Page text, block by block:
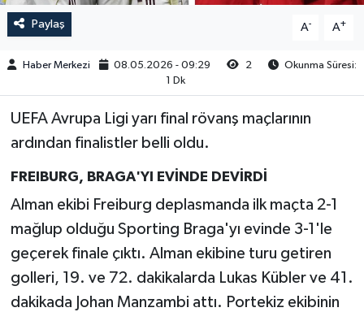
Paylaş A- A+
Haber Merkezi 08.05.2026 - 09:29 2
Okunma Süresi:
1 Dk
UEFA Avrupa Ligi yarı final rövanş maçlarının
ardından finalistler belli oldu.
FREIBURG, BRAGA'YI EVİNDE DEVİRDİ
Alman ekibi Freiburg deplasmanda ilk maçta 2-1
mağlup olduğu Sporting Braga'yı evinde 3-1'le
geçerek finale çıktı. Alman ekibine turu getiren
golleri, 19. ve 72. dakikalarda Lukas Kübler ve 41.
dakikada Johan Manzambi attı. Portekiz ekibinin